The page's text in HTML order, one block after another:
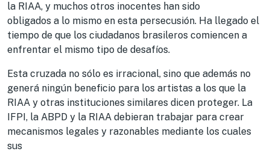
la RIAA, y muchos otros inocentes han sido
obligados a lo mismo en esta persecusión. Ha llegado el
tiempo de que los ciudadanos brasileros comiencen a
enfrentar el mismo tipo de desafíos.
Esta cruzada no sólo es irracional, sino que además no
generá ningún beneficio para los artistas a los que la
RIAA y otras instituciones similares dicen proteger. La
IFPI, la ABPD y la RIAA debieran trabajar para crear
mecanismos legales y razonables mediante los cuales
sus